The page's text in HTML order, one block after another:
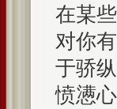
在某
对你
于骄
愤懑